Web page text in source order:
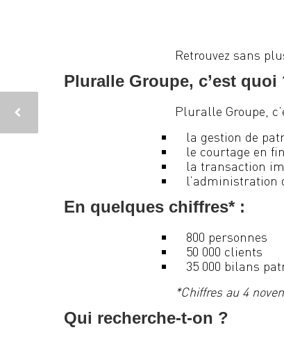
Retrouvez sans
Pluralle Groupe, c’est quoi
Pluralle Groupe,
la gestion de
le courtage en
la transaction
l’administration
En quelques chiffres* :
800 personnes
50 000 clients
35 000 bilans
*Chiffres au 4
Qui recherche-t-on ?